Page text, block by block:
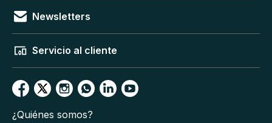
Newsletters
Servicio al cliente
¿Quiénes somos?